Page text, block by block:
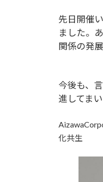
先日開催
ました。
関係の発
今後も、
進してまい
化共生